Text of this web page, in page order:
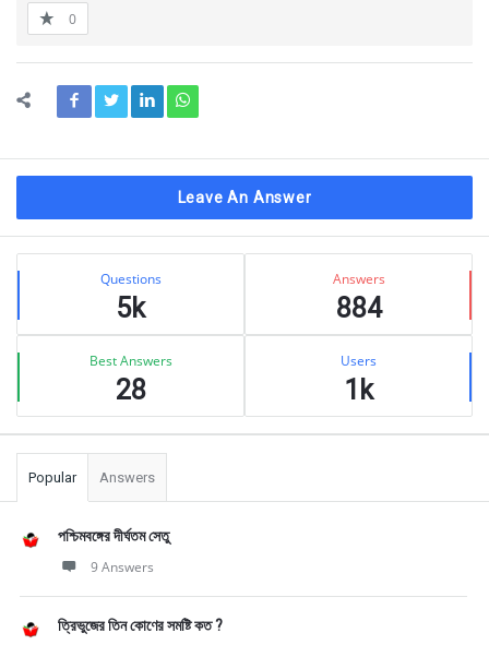
0
Leave An Answer
Sidebar
Stats Questions
5k
Answers
884
Best Answers
28
Users
1k
Popular Answers
পশ্চিমবঙ্গের দীর্ঘতম সেতু
9 Answers
ত্রিভুজের তিন কোণের সমষ্টি কত ?